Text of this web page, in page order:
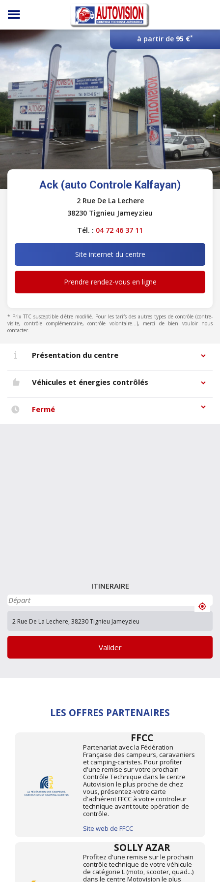
Panneau de gestion des cookies
à partir de 95 €*
Ack (auto Controle Kalfayan)
2 Rue De La Lechere
38230 Tignieu Jameyzieu
Tél. : 04 72 46 37 11
Site internet du centre
Prendre rendez-vous en ligne
* Prix TTC susceptible d'être modifié. Pour les tarifs des autres types de contrôle (contre-
visite, contrôle complémentaire, contrôle volontaire...), merci de bien vouloir nous
contacter.
Présentation du centre
Véhicules et énergies contrôlés
Fermé
ITINERAIRE
Valider
LES OFFRES PARTENAIRES
FFCC
Partenariat avec la Fédération
Française des campeurs, caravaniers
et camping-caristes. Pour profiter
d'une remise sur votre prochain
Contrôle Technique dans le centre
Autovision le plus proche de chez
vous, présentez-votre carte
d'adhérent FFCC à votre controleur
technique avant toute opération de
contrôle.
Site web de FFCC
SOLLY AZAR
Profitez d'une remise sur le prochain
contrôle technique de votre véhicule
de catégorie L (moto, scooter, quad...)
dans le centre Motovision le plus